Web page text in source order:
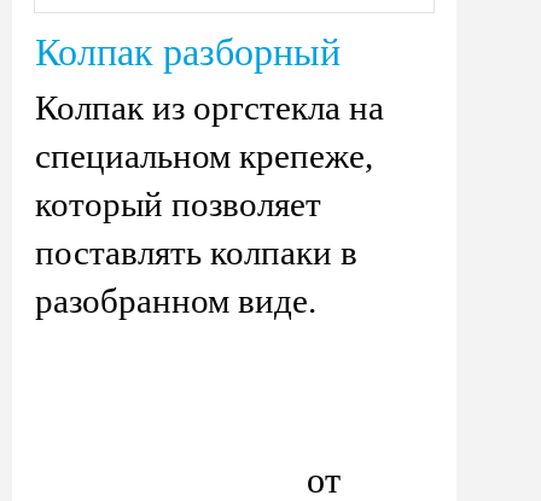
Колпак разборный
Колпак из оргстекла на
специальном крепеже,
который позволяет
поставлять колпаки в
разобранном виде.
от